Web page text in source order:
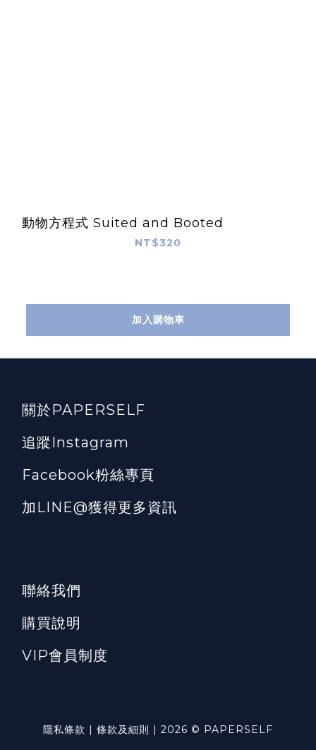
動物方程式 Suited and Booted
NT$320
加入購物車
關於PAPERSELF
追蹤Instagram
Facebook粉絲專頁
加LINE@獲得更多資訊
聯絡我們
購買說明
VIP會員制度
隱私條款 | 條款及細則 | 2026 © PAPERSELF